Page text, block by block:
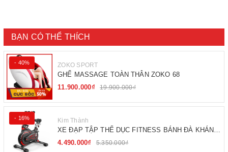
BẠN CÓ THỂ THÍCH
- 40% ZOKO SPORT
GHẾ MASSAGE TOÀN THÂN ZOKO 68
11.900.000₫
19.900.000₫
- 16% Kim Thành
XE ĐẠP TẬP THỂ DỤC FITNESS BÁNH ĐÀ KHÁNG
TỪ
4.490.000₫ 5.350.000₫